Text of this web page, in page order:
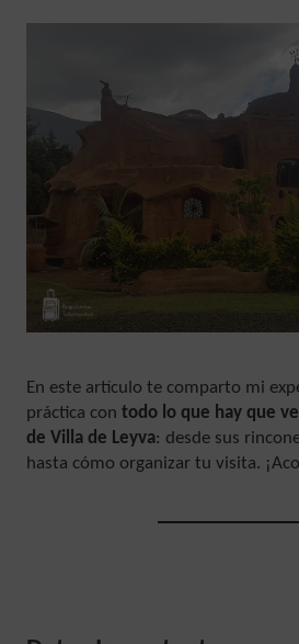
En este artículo te comparto mi
práctica con todo lo que hay que
de Villa de Leyva: desde sus
hasta cómo organizar tu visita.